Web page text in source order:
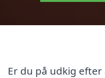
Er du på udkig